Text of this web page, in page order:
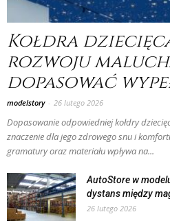
Kołdra
rozwoju
dopasować
modelstory - 26 lutego 2026
Dopasowanie odpowiedniej kołdry
znaczenie dla jego zdrowego snu i
gramatury oraz materiału wpływa na...
AutoStore w
dystans między
26 lutego 2026